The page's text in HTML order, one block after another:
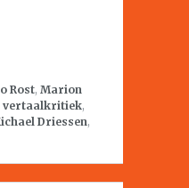
Rost, Marion
vertaalkritiek,
Driessen,